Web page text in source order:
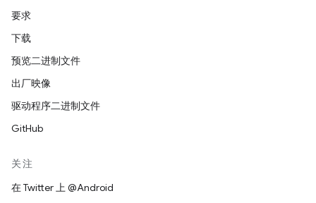
要求
下载
预览二进制文件
出厂映像
驱动程序二进制文件
GitHub
关注
在 Twitter 上 @Android